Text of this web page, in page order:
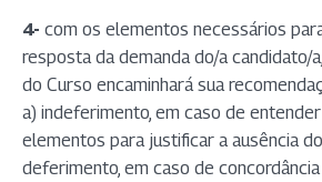
4- com os elementos necessários
resposta da demanda do/a candidato/
do Curso encaminhará sua
a) indeferimento, em caso de
elementos para justificar a ausência
deferimento, em caso de